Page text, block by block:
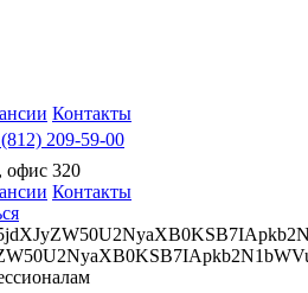
Контакты
209-59-00
офис 320
Контакты